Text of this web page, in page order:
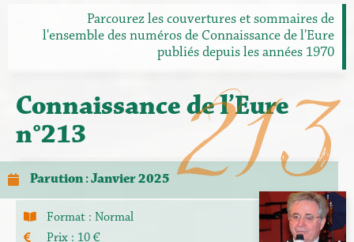
Parcourez les couvertures et sommaires de
l'ensemble des numéros de Connaissance de l'Eure
publiés depuis les années 1970
Connaissance de l’Eure
n°213
Parution : Janvier 2025 213
Format : Normal
Prix : 10 €